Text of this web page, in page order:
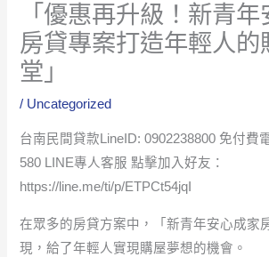
「優惠再升級！新青
房貸專案打造年輕人的
堂」
/ Uncategorized
台南民間貸款LineID: 0902238800 免付費
580 LINE專人客服 點擊加入好友：
https://line.me/ti/p/ETPCt54jqI
在眾多的房貸方案中，「新青年安心成家
現，給了年輕人實現購屋夢想的機會。